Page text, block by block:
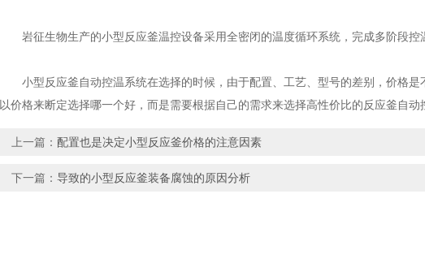
岩征生物生产的小型反应釜温控设备采用全密闭的温度循环系统，完成多阶段控
小型反应釜自动控温系统在选择的时候，由于配置、工艺、型号的差别，价格是
以价格来断定选择哪一个好，而是需要根据自己的需求来选择高性价比的反应釜自动
上一篇： 配置也是决定小型反应釜价格的注意因素
下一篇： 导致的小型反应釜装备腐蚀的原因分析